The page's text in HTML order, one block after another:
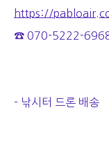
https://
☎ 070-5222-
- 낚시터 드론 배송